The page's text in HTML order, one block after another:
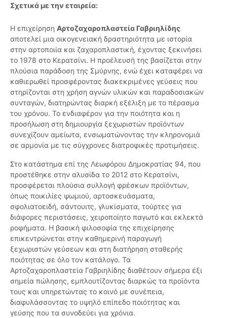
Σχετικά με την εταιρεία:
Η επιχείρηση Αρτοζαχαροπλαστεία Γαβριηλίδης
αποτελεί μια οικογενειακή δραστηριότητα με ιστορία
στην αρτοποιία και ζαχαροπλαστική, έχοντας ξεκινήσει
το 1978 στο Κερατσίνι. Η προέλευσή της βασίζεται στην
πλούσια παράδοση της Σμύρνης, ενώ έχει καταφέρει να
καθιερωθεί προσφέροντας διακεκριμένες γεύσεις που
στηρίζονται στη χρήση αγνών υλικών και παραδοσιακών
συνταγών, διατηρώντας διαρκή εξέλιξη με το πέρασμα
του χρόνου. Το ενδιαφέρον για την ποιότητα και η
προσήλωση στη δημιουργία ξεχωριστών προϊόντων
συνεχίζουν αμείωτα, ενσωματώνοντας την κληρονομιά
σε αρμονία με τις σύγχρονες διατροφικές προτιμήσεις.
Στο κατάστημα επί της Λεωφόρου Δημοκρατίας 94, που
προστέθηκε στην αλυσίδα το 2012 στο Κερατσίνι,
προσφέρεται πλούσια συλλογή φρέσκων προϊόντων,
όπως ποικιλίες ψωμιού, αρτοσκευάσματα,
σφολιατοειδή, σάντουιτς, γλυκίσματα, τούρτες για
διάφορες περιστάσεις, χειροποίητο παγωτό και εκλεκτά
ροφήματα. Η βασική φιλοσοφία της επιχείρησης
επικεντρώνεται στην καθημερινή παραγωγή
ξεχωριστών γεύσεων και στη διατήρηση σταθερής
ποιότητας σε όλο τον κατάλογο. Τα
Αρτοζαχαροπλαστεία Γαβριηλίδης διαθέτουν σήμερα έξι
σημεία πώλησης, εμπλουτίζοντας διαρκώς τα προϊόντα
τους και υπηρετώντας το κοινό με συνέπεια,
διαφυλάσσοντας το υψηλό επίπεδο ποιότητας και
γεύσης που τα συνοδεύει για χρόνια.